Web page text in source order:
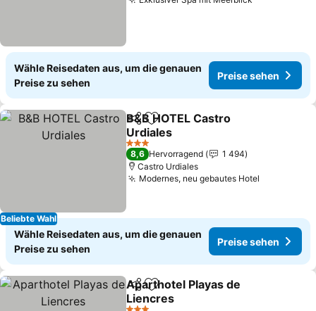
Wähle Reisedaten aus, um die genauen
Preise zu sehen
Preise sehen
Beliebte Wahl
TeilenZu Favoriten hinzufügen
B&B HOTEL Castro
Urdiales
3 Sterne
8,6 Hervorragend
1 494
Castro Urdiales
Modernes, neu gebautes Hotel
Wähle Reisedaten aus, um die genauen
Preise zu sehen
Preise sehen
TeilenZu Favoriten hinzufügen
Aparthotel Playas de
Liencres